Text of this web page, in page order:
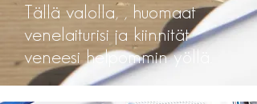
Tällä valolla, , huomaat
venelaiturisi ja kiinnität
veneesi helpommin yöllä.